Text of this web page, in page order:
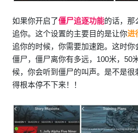
如果你开启了僵尸追逐功能的话，那
追你。这个设置的主要目的是让你进
追你的时候，你需要加速跑。这时你
僵尸，僵尸离你有多远，100米，50
候，你会听到僵尸的叫声。是不是很
得根本停不下来！！